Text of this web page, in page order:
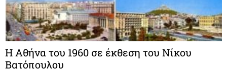
Η Αθήνα του 1960 σε έκθεση του Νίκου
Βατόπουλου